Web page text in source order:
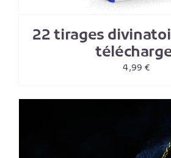
22 tirages
4,99€